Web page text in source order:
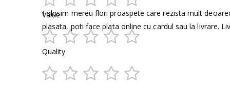
Folosim mereu flori proaspete care rezista mult
plasata, poti face plata online cu cardul sau la livrare.
1
star
2
stars
3
stars
4
stars
5
stars
Value
1
2
3
4
5
Quality